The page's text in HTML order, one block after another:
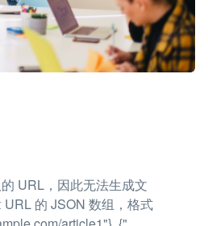
URL，因此无法生成文
的 JSON 数组，格式